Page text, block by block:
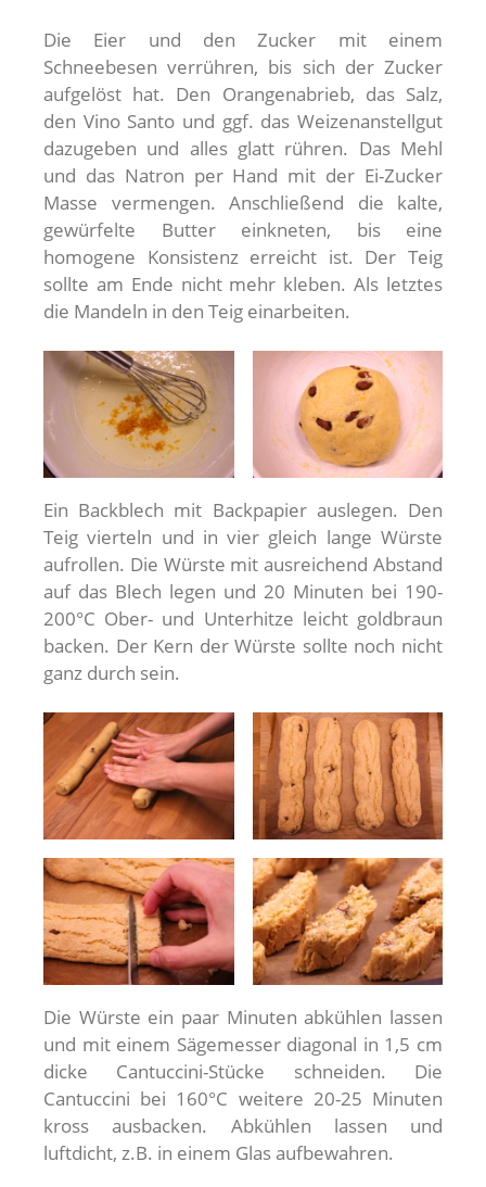
Die Eier und den Zucker mit einem
Schneebesen verrühren, bis sich der Zucker
aufgelöst hat. Den Orangenabrieb, das Salz,
den Vino Santo und ggf. das Weizenanstellgut
dazugeben und alles glatt rühren. Das Mehl
und das Natron per Hand mit der Ei-Zucker
Masse vermengen. Anschließend die kalte,
gewürfelte Butter einkneten, bis eine
homogene Konsistenz erreicht ist. Der Teig
sollte am Ende nicht mehr kleben. Als letztes
die Mandeln in den Teig einarbeiten.
Ein Backblech mit Backpapier auslegen. Den
Teig vierteln und in vier gleich lange Würste
aufrollen. Die Würste mit ausreichend Abstand
auf das Blech legen und 20 Minuten bei 190-
200°C Ober- und Unterhitze leicht goldbraun
backen. Der Kern der Würste sollte noch nicht
ganz durch sein.
Die Würste ein paar Minuten abkühlen lassen
und mit einem Sägemesser diagonal in 1,5 cm
dicke Cantuccini-Stücke schneiden. Die
Cantuccini bei 160°C weitere 20-25 Minuten
kross ausbacken. Abkühlen lassen und
luftdicht, z.B. in einem Glas aufbewahren.